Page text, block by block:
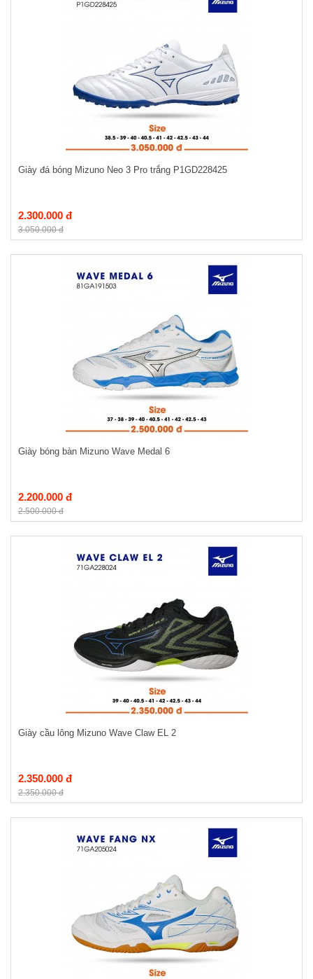
Giày đá bóng Mizuno Neo 3 Pro trắng P1GD228425
2.300.000 đ
3.050.000 đ
Giày bóng bàn Mizuno Wave Medal 6
2.200.000 đ
2.500.000 đ
Giày cầu lông Mizuno Wave Claw EL 2
2.350.000 đ
2.350.000 đ